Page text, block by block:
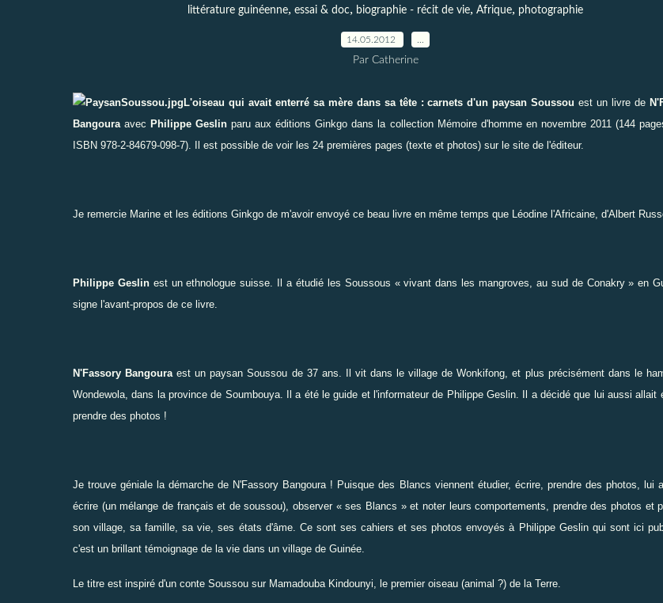
littérature guinéenne, essai & doc, biographie - récit de vie, Afrique, photographie
14.05.2012
Par Catherine
L'oiseau qui avait enterré sa mère dans sa tête : carnets d'un paysan Soussou est un livre de
Bangoura avec Philippe Geslin paru aux éditionsGinkgo dans la collection Mémoire d'hommeen novembre 2011 (144
ISBN 978-2-84679-098-7). Il est possible de voir les 24 premières pages (texte et photos) sur le site de l'éditeur.
Je remercie Marine et les éditions Ginkgo de m'avoir envoyé ce beau livre en même temps que Léodine l'Africaine, d'Albert
Philippe Geslinest un ethnologue suisse. Il a étudié les Soussous « vivant dans les mangroves, au sud de Conakry » en
signe l'avant-propos de ce livre.
N'Fassory Bangoura est un paysan Soussou de 37 ans. Il vit dans le village de Wonkifong, et plus précisément dans le
Wondewola, dans la province de Soumbouya. Il a été le guide et l'informateur de Philippe Geslin. Il a décidé que lui aussi allait
prendre des photos !
Je trouve géniale la démarche de N'Fassory Bangoura ! Puisque des Blancs viennent étudier, écrire, prendre des photos, lui
écrire (un mélange de français et de soussou), observer « ses Blancs » et noter leurs comportements, prendre des photos et
son village, sa famille, sa vie, ses états d'âme. Ce sont ses cahiers et ses photos envoyés à Philippe Geslin qui sont ici
c'est un brillant témoignage de la vie dans un village de Guinée.
Le titre est inspiré d'un conte Soussou sur Mamadouba Kindounyi, le premier oiseau (animal ?) de la Terre.